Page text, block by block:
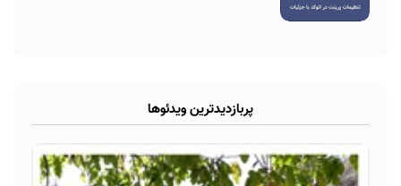
پربازدیدترین ویدئوها